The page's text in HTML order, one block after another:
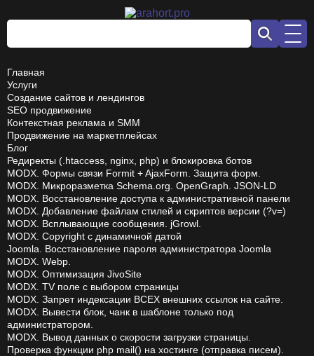
Главная
Услуги
Создание сайтов и лендингов
SEO продвижение
Контекстная реклама и SMM
Продвижение на маркетплейсах
Блог
Редиректы (.htaccess, nginx, php) и блокировка ботов
MODX. Формы связи Formit + AjaxForm. Защита форм.
MODX. Микроразметка Schema.org. OpenGraph. JSON-LD
MODX. Восстановление доступа к административной панели
MODX. Добавление файлам стилей и скриптов версии (?v=)
MODX. Всплывающие сообщения. jGrowl.
MODX. Copyright с динамичной датой
Joomla. Восстановление пароля администратора Joomla
MODX. Webp.
MODX. Оптимизация JivoSite
MODX. TV поле с выбором страницы
MODX. Запрет индексации ВСЕХ внешних ссылок на сайте.
MODX. Вывести блок, чанк в шаблоне только под
администратором.
MODX. Вывод данных о скорости загрузки страницы.
Проверка функции php mail() на хостинге (отправка писем).